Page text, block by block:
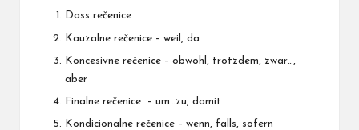
Dass rečenice
Kauzalne rečenice – weil, da
Koncesivne rečenice – obwohl, trotzdem, zwar…,
aber
Finalne rečenice – um…zu, damit
Kondicionalne rečenice – wenn, falls, sofern